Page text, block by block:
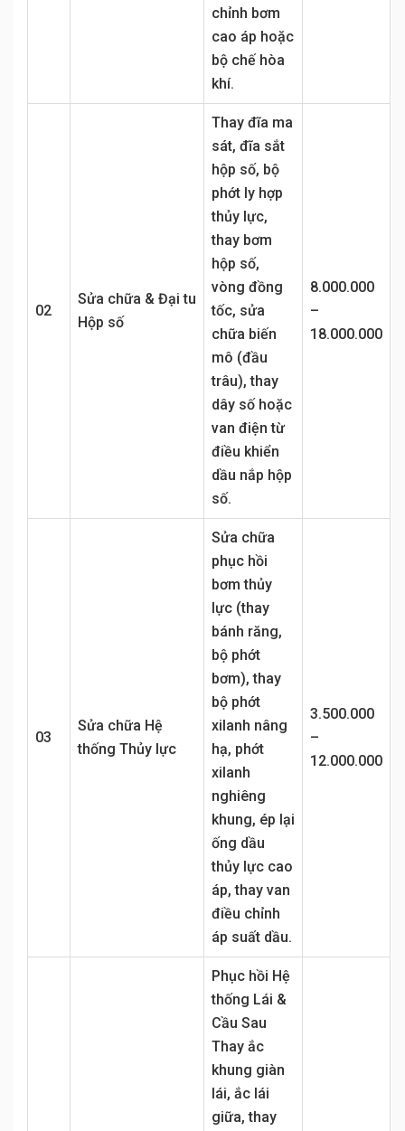
chỉnh bơm
cao áp hoặc
bộ chế hòa
khí.
02
Sửa chữa & Đại tu
Hộp số
Thay đĩa ma
sát, đĩa sắt
hộp số, bộ
phớt ly hợp
thủy lực,
thay bơm
hộp số,
vòng đồng
tốc, sửa
chữa biến
mô (đầu
trâu), thay
dây số hoặc
van điện từ
điều khiển
dầu nắp hộp
số.
8.000.000
–
18.000.000
03
Sửa chữa Hệ
thống Thủy lực
Sửa chữa
phục hồi
bơm thủy
lực (thay
bánh răng,
bộ phớt
bơm), thay
bộ phớt
xilanh nâng
hạ, phớt
xilanh
nghiêng
khung, ép lại
ống dầu
thủy lực cao
áp, thay van
điều chỉnh
áp suất dầu.
3.500.000
–
12.000.000
Phục hồi Hệ
thống Lái &
Cầu Sau
Thay ắc
khung giàn
lái, ắc lái
giữa, thay